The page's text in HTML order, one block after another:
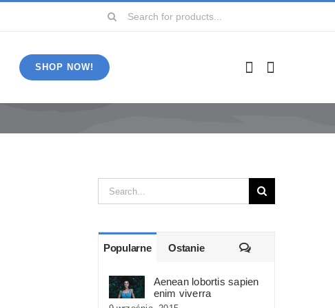
Szukaj
SHOP NOW!
Szukaj
Popularne Ostanie Komentarze
Aenean lobortis sapien
enim viverra